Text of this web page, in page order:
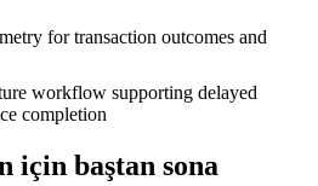
for transaction outcomes and
workflow supporting delayed
completion
için baştan sona